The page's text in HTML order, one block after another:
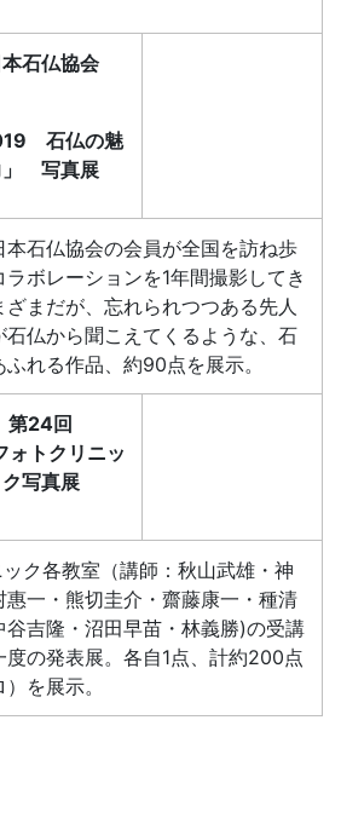
本石仏協会
石仏の魅
」 写真展
石仏協会の会員が全国を訪ね歩
ボレーションを1年間撮影してき
まだが、忘れられつつある先人
仏から聞こえてくるような、石
れる作品、約90点を展示。
第24回
ォトクリニッ
ク写真展
ク各教室（講師：秋山武雄・神
一・熊切圭介・齋藤康一・種清
谷吉隆・沼田早苗・林義勝)の受講
の発表展。各自1点、計約200点
を展示。